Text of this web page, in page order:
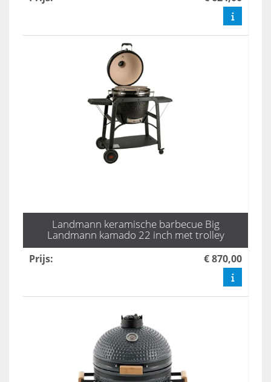
Landmann keramische barbecue Big
Landmann kamado 22 inch met trolley
Prijs: € 870,00